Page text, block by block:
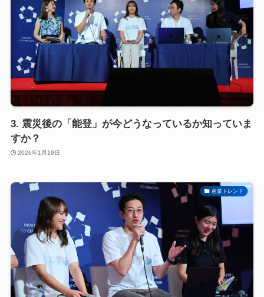
3. 震災後の「能登」が今どうなっているか知っていま
すか？
2026年1月19日
産業トレンド